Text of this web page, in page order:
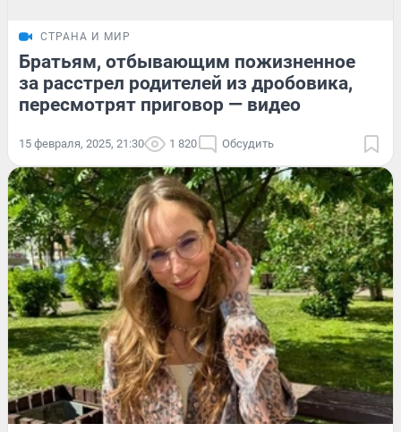
СТРАНА И МИР
Братьям, отбывающим пожизненное
за расстрел родителей из дробовика,
пересмотрят приговор — видео
15 февраля, 2025, 21:30 1 820 Обсудить